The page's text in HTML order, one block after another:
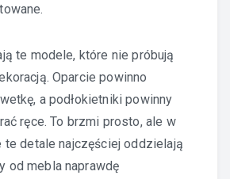
te modele, które nie próbują
Oparcie powinno
a podłokietniki powinny
ręce. To brzmi prosto, ale w
te detale najczęściej oddzielają
od mebla naprawdę